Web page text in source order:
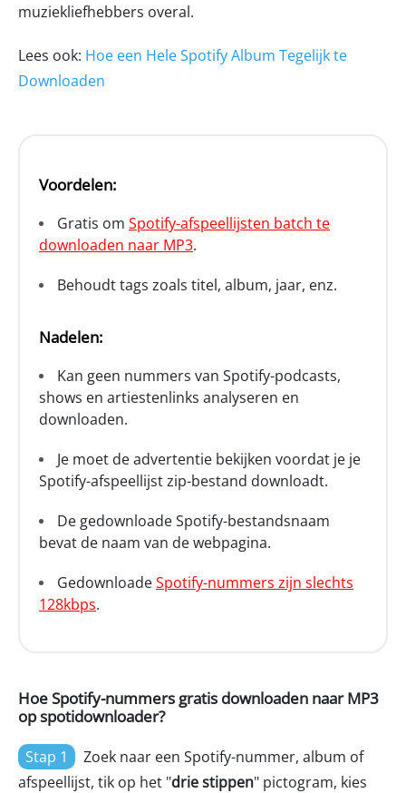
muziekliefhebbers overal.
Lees ook: Hoe een Hele Spotify Album Tegelijk te
Downloaden
Voordelen:
Gratis om Spotify-afspeellijsten batch te
downloaden naar MP3.
Behoudt tags zoals titel, album, jaar, enz.
Nadelen:
Kan geen nummers van Spotify-podcasts,
shows en artiestenlinks analyseren en
downloaden.
Je moet de advertentie bekijken voordat je je
Spotify-afspeellijst zip-bestand downloadt.
De gedownloade Spotify-bestandsnaam
bevat de naam van de webpagina.
GedownloadeSpotify-nummers zijn slechts
128kbps.
Hoe Spotify-nummers gratis downloaden naar MP3
op spotidownloader?
Stap 1
Zoek naar een Spotify-nummer, album of
afspeellijst, tik op het "drie stippen" pictogram, kies